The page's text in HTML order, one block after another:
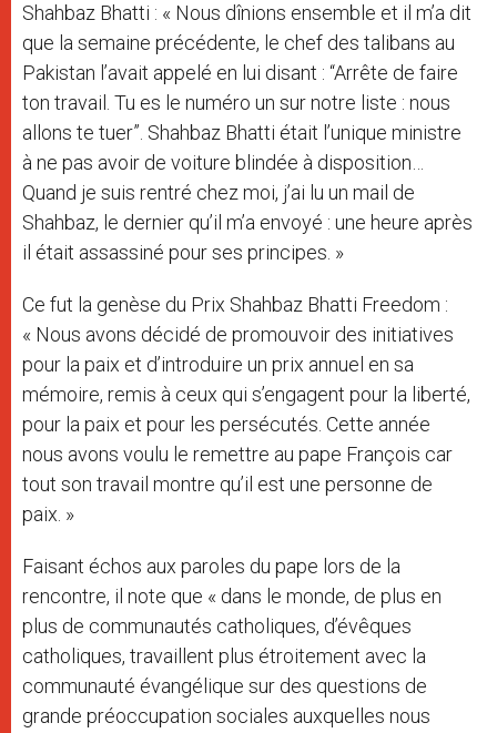
Shahbaz Bhatti : « Nous dînions ensemble et il m’a dit
que la semaine précédente, le chef des talibans au
Pakistan l’avait appelé en lui disant : “Arrête de faire
ton travail. Tu es le numéro un sur notre liste : nous
allons te tuer”. Shahbaz Bhatti était l’unique ministre
à ne pas avoir de voiture blindée à disposition…
Quand je suis rentré chez moi, j’ai lu un mail de
Shahbaz, le dernier qu’il m’a envoyé : une heure après
il était assassiné pour ses principes. »
Ce fut la genèse du Prix Shahbaz Bhatti Freedom :
« Nous avons décidé de promouvoir des initiatives
pour la paix et d’introduire un prix annuel en sa
mémoire, remis à ceux qui s’engagent pour la liberté,
pour la paix et pour les persécutés. Cette année
nous avons voulu le remettre au pape François car
tout son travail montre qu’il est une personne de
paix. »
Faisant échos aux paroles du pape lors de la
rencontre, il note que « dans le monde, de plus en
plus de communautés catholiques, d’évêques
catholiques, travaillent plus étroitement avec la
communauté évangélique sur des questions de
grande préoccupation sociales auxquelles nous